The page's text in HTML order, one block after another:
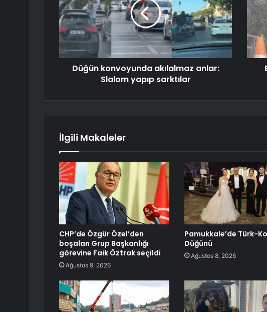
Düğün konvoyunda akılalmaz anlar:
Slalom yapıp sarktılar
İlgili Makaleler
CHP’de Özgür Özel’den
boşalan Grup Başkanlığı
görevine Faik Öztrak seçildi
Ağustos 9, 2026
Pamukkale’de Türk-
Düğünü
Ağustos 8, 2026